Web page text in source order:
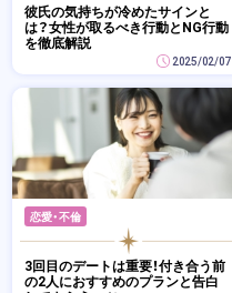
彼氏の気持ちが冷めたサインと
は？女性が取るべき行動とNG行動
を徹底解説
2025/02/07
恋愛・不倫
3回目のデートは重要！付き合う前
の2人におすすめのプランと告白